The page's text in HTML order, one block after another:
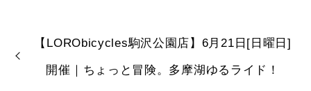
【LORObicycles駒沢公園店】6月21日[日曜日]
開催｜ちょっと冒険。多摩湖ゆるライド！